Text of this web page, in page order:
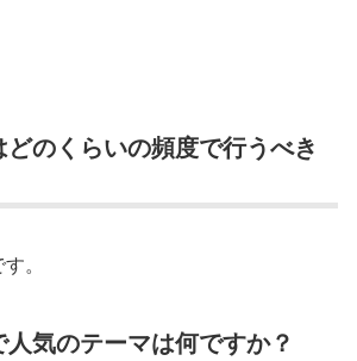
のくらいの頻度で行うべき
。
気のテーマは何ですか？